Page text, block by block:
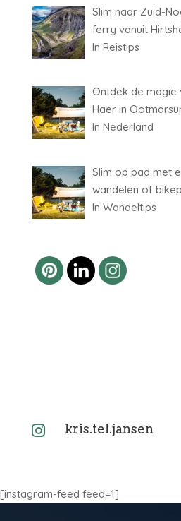
Slim naar Zuid-
ferry vanuit
In Reistips
Ontdek de magie
Haer in
In Nederland
Slim op pad met
wandelen of
In Wandeltips
 kris.tel.jansen
[instagram-feed feed=1]